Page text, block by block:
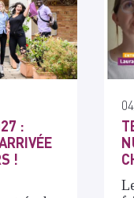
:
!